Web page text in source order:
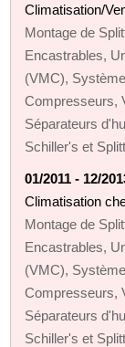
Climatisation/
Montage de
Encastrables,
(VMC),
Compresseurs,
Séparateurs
Schiller's et
01/2011 - 12/
Climatisation
Montage de
Encastrables,
(VMC),
Compresseurs,
Séparateurs
Schiller's et